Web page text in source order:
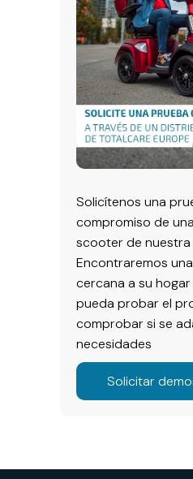
Solicítenos una
compromiso de
scooter de nuestra
Encontraremos
cercana a su
pueda probar el
comprobar si se
necesidades
Solicitar